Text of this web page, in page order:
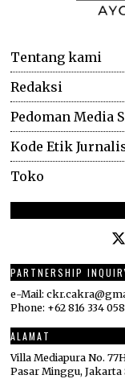
Tentang kami
Redaksi
Pedoman Media
Kode Etik
Toko
PARTNERSHIP
e-Mail:
Phone: +62 816 334 058
ALAMAT
Villa Mediapura No.
Pasar Minggu, Jakarta